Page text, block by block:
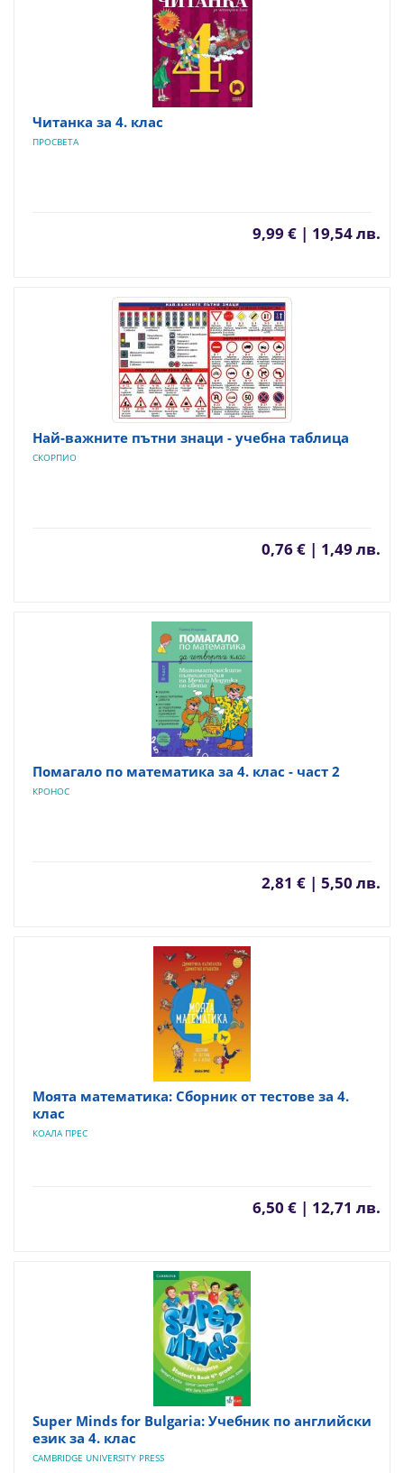
Читанка за 4. клас
ПРОСВЕТА
9,99 € | 19,54 лв.
Най-важните пътни знаци - учебна таблица
СКОРПИО
0,76 € | 1,49 лв.
Помагало по математика за 4. клас - част 2
КРОНОС
2,81 € | 5,50 лв.
Моята математика: Сборник от тестове за 4.
клас
КОАЛА ПРЕС
6,50 € | 12,71 лв.
Super Minds for Bulgaria: Учебник по английски
език за 4. клас
CAMBRIDGE UNIVERSITY PRESS